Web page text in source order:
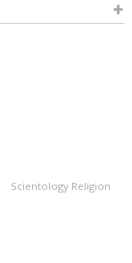
Scientology Religion